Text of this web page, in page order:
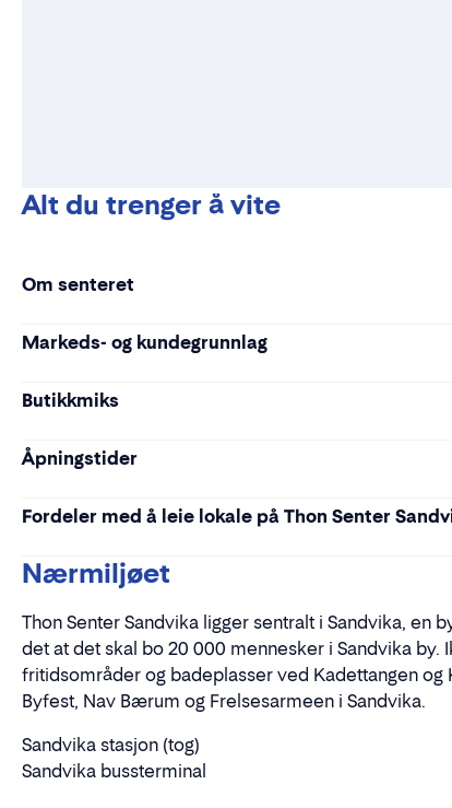
Alt du trenger å vite
Om senteret
Markeds- og kundegrunnlag
Butikkmiks
Åpningstider
Fordeler med å leie lokale på Thon Senter
Nærmiljøet
Thon Senter Sandvika ligger sentralt i Sandvika,
det at det skal bo 20 000 mennesker i Sandvika
fritidsområder og badeplasser ved Kadettangen og
Byfest, Nav Bærum og Frelsesarmeen i Sandvika.
Sandvika stasjon (tog)
Sandvika bussterminal